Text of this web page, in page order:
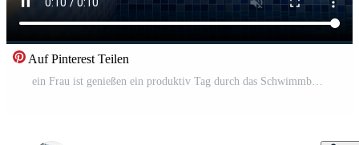
Auf Pinterest Teilen